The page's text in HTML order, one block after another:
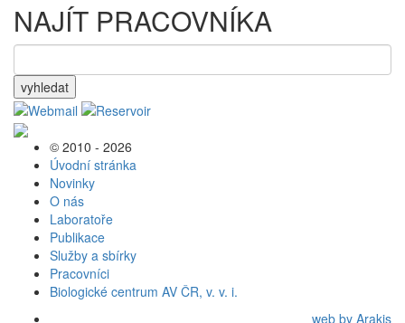
NAJÍT PRACOVNÍKA
vyhledat
© 2010 - 2026
Úvodní stránka
Novinky
O nás
Laboratoře
Publikace
Služby a sbírky
Pracovníci
Biologické centrum AV ČR, v. v. i.
web by Arakis